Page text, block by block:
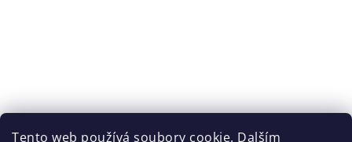
Tento web používá soubory cookie. Dalším